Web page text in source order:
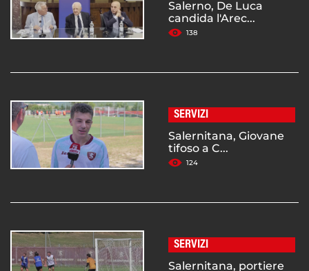
Salerno, De Luca
candida l'Arec...
138
SERVIZI
Salernitana, Giovane
tifoso a C...
124
SERVIZI
Salernitana, portiere